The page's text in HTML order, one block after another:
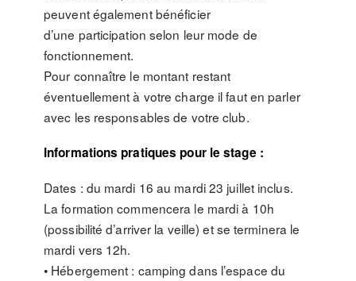
peuvent également bénéficier
d’une participation selon leur mode de
fonctionnement.
Pour connaître le montant restant
éventuellement à votre charge il faut en parler
avec les responsables de votre club.
Informations pratiques pour le stage :
Dates : du mardi 16 au mardi 23 juillet inclus.
La formation commencera le mardi à 10h
(possibilité d’arriver la veille) et se terminera le
mardi vers 12h.
• Hébergement : camping dans l’espace du